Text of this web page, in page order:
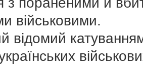
військовими.
відомий